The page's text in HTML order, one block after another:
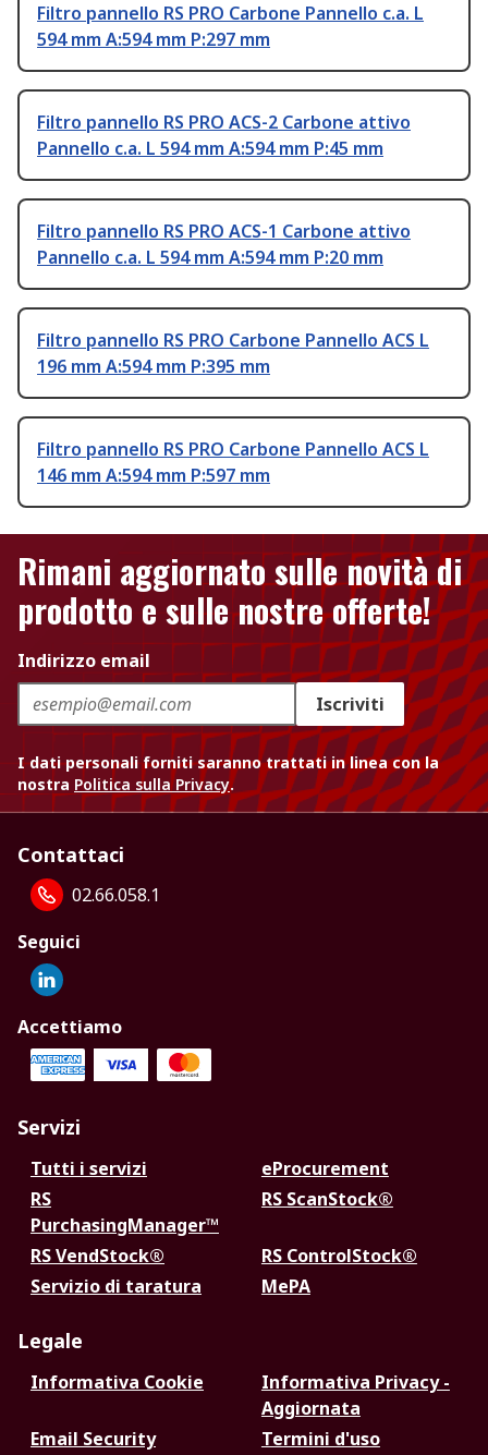
Filtro pannello RS PRO Carbone Pannello c.a. L
594 mm A:594 mm P:297 mm
Filtro pannello RS PRO ACS-2 Carbone attivo
Pannello c.a. L 594 mm A:594 mm P:45 mm
Filtro pannello RS PRO ACS-1 Carbone attivo
Pannello c.a. L 594 mm A:594 mm P:20 mm
Filtro pannello RS PRO Carbone Pannello ACS L
196 mm A:594 mm P:395 mm
Filtro pannello RS PRO Carbone Pannello ACS L
146 mm A:594 mm P:597 mm
Rimani aggiornato sulle novità di
prodotto e sulle nostre offerte!
Indirizzo email
Iscriviti
I dati personali forniti saranno trattati in linea con la
nostra Politica sulla Privacy.
Contattaci
02.66.058.1
Seguici
Accettiamo
Servizi
Tutti i servizi
eProcurement
RS
PurchasingManager™
RS ScanStock®
RS VendStock®
RS ControlStock®
Servizio di taratura
MePA
Legale
Informativa Cookie
Informativa Privacy -
Aggiornata
Email Security
Termini d'uso